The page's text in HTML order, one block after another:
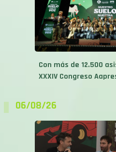
Con más de 12.500
XXXIV Congreso
06/08/26